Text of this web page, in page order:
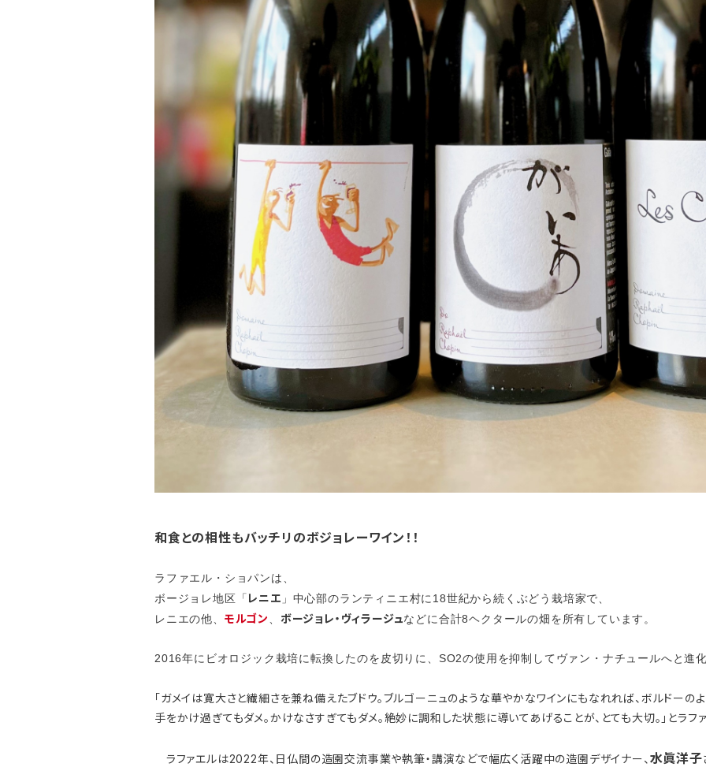
和食との相性もバッチリのボジョレーワイン！！
ラファエル・ショパンは、
ボージョレ地区「 レニエ 」中心部のランティニエ村に18世紀から続くぶどう栽培家で、
レニエの他、 モルゴン ボージョレ・ヴィラージュなどに合計8ヘクタールの畑を所有しています。
2016年にビオロジック栽培に転換したのを皮切りに、SO2の使用を抑制してヴァン・ナチュールへと進化
「ガメイは寛大さと繊細さを兼ね備えたブドウ。ブルゴーニュのような華やかなワインにもなれれば、ボルドーの
手をかけ過ぎてもダメ。かけなさすぎてもダメ。絶妙に調和した状態に導いてあげることが、とても大切。」とラフ
ラファエルは2022年、日仏間の造園交流事業や執筆・講演などで幅広く活躍中の造園デザイナー、 水眞洋子